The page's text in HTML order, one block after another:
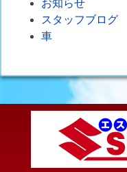
お知らせ
スタッフブログ
車